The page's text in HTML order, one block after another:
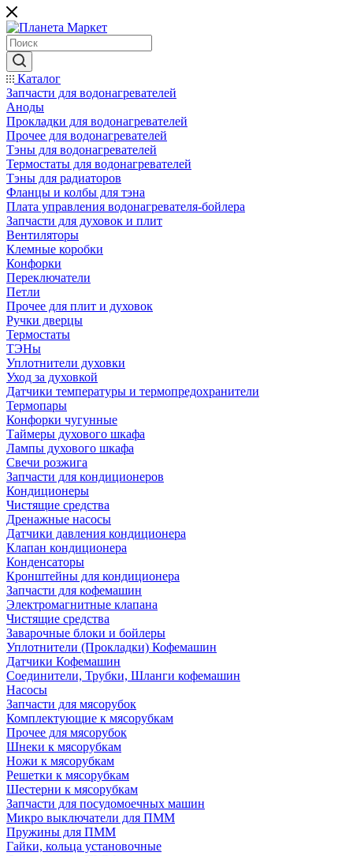
Каталог
Запчасти для водонагревателей
Аноды
Прокладки для водонагревателей
Прочее для водонагревателей
Тэны для водонагревателей
Термостаты для водонагревателей
Тэны для радиаторов
Фланцы и колбы для тэна
Плата управления водонагревателя-бойлера
Запчасти для духовок и плит
Вентиляторы
Клемные коробки
Конфорки
Переключатели
Петли
Прочее для плит и духовок
Ручки дверцы
Термостаты
ТЭНы
Уплотнители духовки
Уход за духовкой
Датчики температуры и термопредохранители
Термопары
Конфорки чугунные
Таймеры духового шкафа
Лампы духового шкафа
Свечи розжига
Запчасти для кондиционеров
Кондиционеры
Чистящие средства
Дренажные насосы
Датчики давления кондиционера
Клапан кондиционера
Конденсаторы
Кронштейны для кондиционера
Запчасти для кофемашин
Электромагнитные клапана
Чистящие средства
Заварочные блоки и бойлеры
Уплотнители (Прокладки) Кофемашин
Датчики Кофемашин
Соединители, Трубки, Шланги кофемашин
Насосы
Запчасти для мясорубок
Комплектующие к мясорубкам
Прочее для мясорубок
Шнеки к мясорубкам
Ножи к мясорубкам
Решетки к мясорубкам
Шестерни к мясорубкам
Запчасти для посудомоечных машин
Микро выключатели для ПММ
Пружины для ПММ
Гайки, кольца установочные